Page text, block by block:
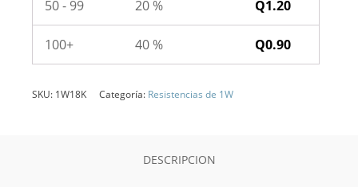
50 - 99 20 % Q1.20
100+ 40 % Q0.90
SKU: 1W18K Categoría: Resistencias de 1W
DESCRIPCION